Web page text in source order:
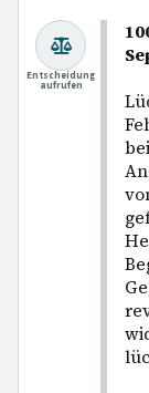
Entscheidung
aufrufen